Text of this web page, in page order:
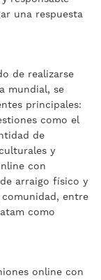
una respuesta
de realizarse
mundial, se
principales:
como el
de
y
con
arraigo físico y
entre
como
online con